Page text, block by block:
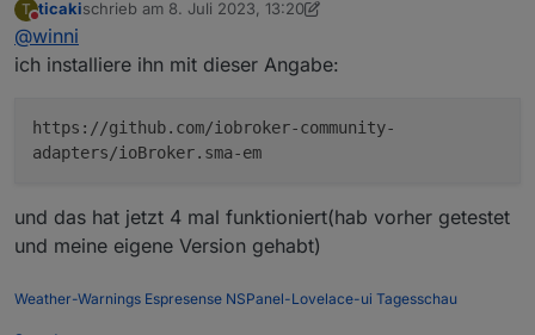
T
Nicht stören
ticakischrieb am 8. Juli 2023, 13:20
zuletzt editiert von ticaki 7. Aug. 2023, 15:21
@winni
ich installiere ihn mit dieser Angabe:
https://github.com/iobroker-community-
adapters/ioBroker.sma-em
und das hat jetzt 4 mal funktioniert(hab vorher getestet
und meine eigene Version gehabt)
Weather-Warnings Espresense NSPanel-Lovelace-ui Tagesschau